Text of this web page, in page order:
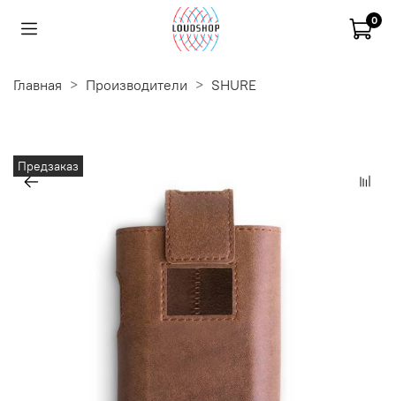
0
Главная Производители SHURE
Предзаказ